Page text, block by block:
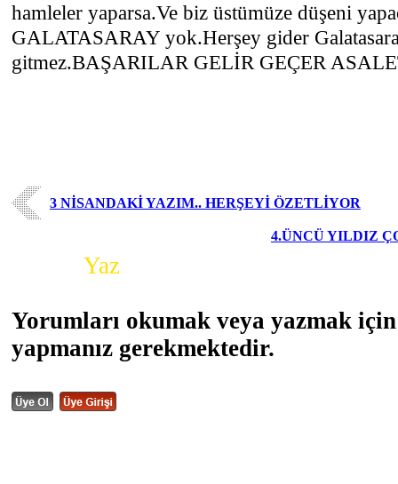
hamleler yaparsa.Ve biz üstümüze düşeni
GALATASARAY yok.Herşey gider
gitmez.BAŞARILAR GELİR GEÇER
3 NİSANDAKİ YAZIM.. HERŞEYİ ÖZETLİYOR
4.ÜNCÜ YILDIZ
Yaz
Yorumları okumak veya yazmak
yapmanız gerekmektedir.